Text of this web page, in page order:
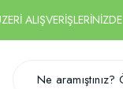
ALIŞVERİŞLERİNİZDE